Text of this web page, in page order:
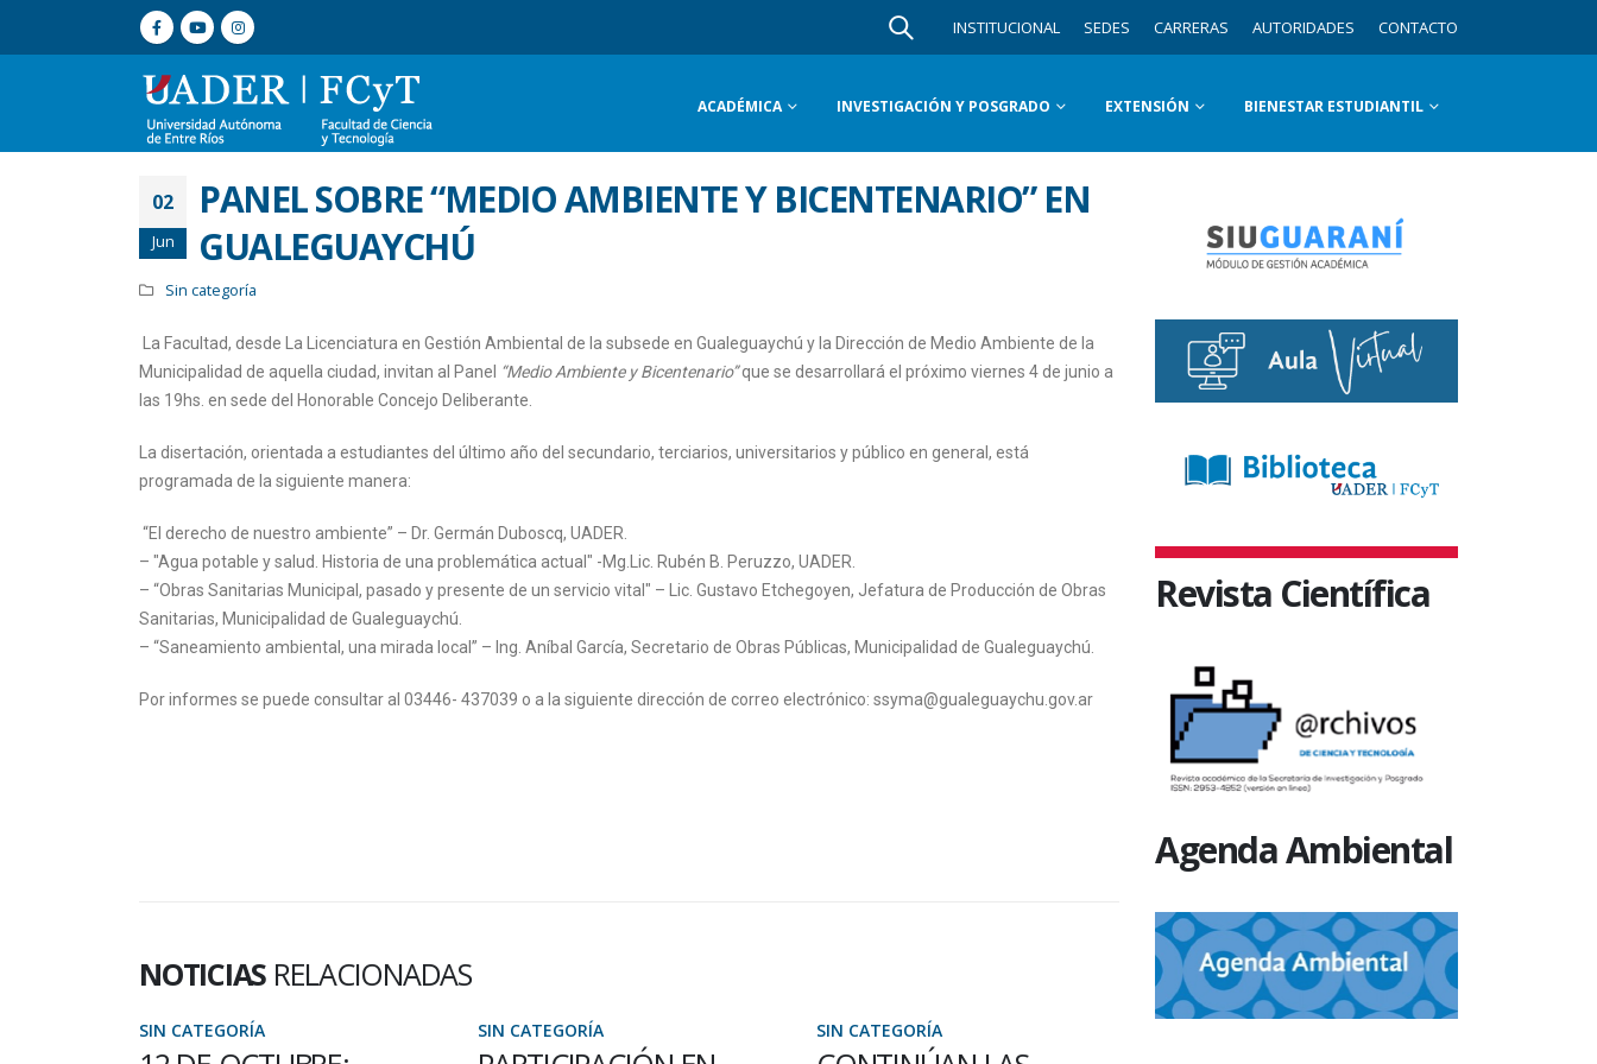
INSTITUCIONAL SEDES CARRERAS AUTORIDADES CONTACTO
ACADÉMICA INVESTIGACIÓN Y POSGRADO EXTENSIÓN BIENESTAR ESTUDIANTIL
02
Jun
PANEL SOBRE “MEDIO AMBIENTE Y BICENTENARIO” EN
GUALEGUAYCHÚ
Sin categoría
La Facultad, desde La Licenciatura en Gestión Ambiental de la subsede en Gualeguaychú y la Dirección de Medio Ambiente de la
Municipalidad de aquella ciudad, invitan al Panel “Medio Ambiente y Bicentenario”que se desarrollará el próximo viernes 4 de junio a
las 19hs. en sede del Honorable Concejo Deliberante.
La disertación, orientada a estudiantes del último año del secundario, terciarios, universitarios y público en general, está
programada de la siguiente manera:
“El derecho de nuestro ambiente” – Dr. Germán Duboscq, UADER.
– "Agua potable y salud. Historia de una problemática actual" -Mg.Lic. Rubén B. Peruzzo, UADER.
– “Obras Sanitarias Municipal, pasado y presente de un servicio vital" – Lic. Gustavo Etchegoyen, Jefatura de Producción de Obras
Sanitarias, Municipalidad de Gualeguaychú.
– “Saneamiento ambiental, una mirada local” – Ing. Aníbal García, Secretario de Obras Públicas, Municipalidad de Gualeguaychú.
Por informes se puede consultar al 03446- 437039 o a la siguiente dirección de correo electrónico: ssyma@gualeguaychu.gov.ar
NOTICIAS RELACIONADAS
SIN CATEGORÍA SIN CATEGORÍA SIN CATEGORÍA
Revista Científica
Agenda Ambiental